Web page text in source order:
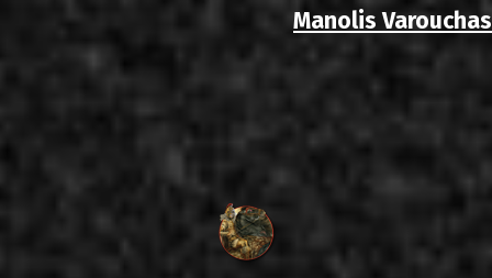
Manolis Varouchas